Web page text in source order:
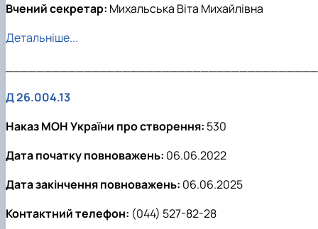
Вчений секретар: Михальська Віта Михайлівна
Детальніше...
Д 26.004.13
Наказ МОН України про створення: 530
Дата початку повноважень: 06.06.2022
Дата закінчення повноважень: 06.06.2025
Контактний телефон: (044) 527-82-28